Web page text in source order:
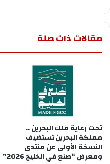
مقالات ذات صلة
تحت رعاية ملك البحرين ..
مملكة البحرين تستضيف
النسخة الأولى من منتدى
ومعرض “صنع في الخليج 2026”